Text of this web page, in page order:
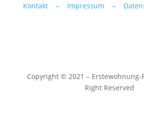
Kontakt – Impressum –
Copyright © 2021 – Erstewohnung-
Right Reserved